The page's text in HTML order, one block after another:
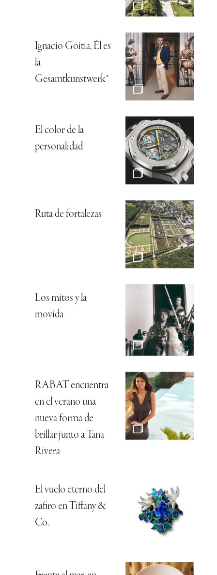
Ignacio Goitia, Él es
la
Gesamtkunstwerk*
El color de la
personalidad
Ruta de fortalezas
Los mitos y la
movida
RABAT encuentra
en el verano una
nueva forma de
brillar junto a Tana
Rivera
El vuelo eterno del
zafiro en Tiffany &
Co.